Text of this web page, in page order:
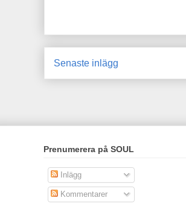
Senaste inlägg
Prenumerera på SOUL
Inlägg
Kommentarer